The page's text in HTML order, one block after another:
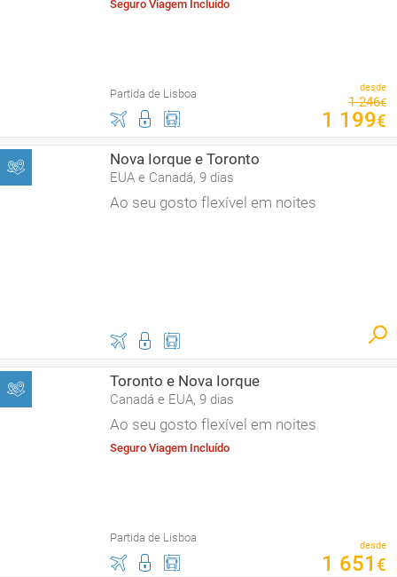
Seguro Viagem Incluído
Partida de Lisboa desde
1 246€
1 199€
Nova Iorque e Toronto
EUA e Canadá, 9 dias
Ao seu gosto flexível em noites
Toronto e Nova Iorque
Canadá e EUA, 9 dias
Ao seu gosto flexível em noites
Seguro Viagem Incluído
Partida de Lisboa
desde
1 651 €